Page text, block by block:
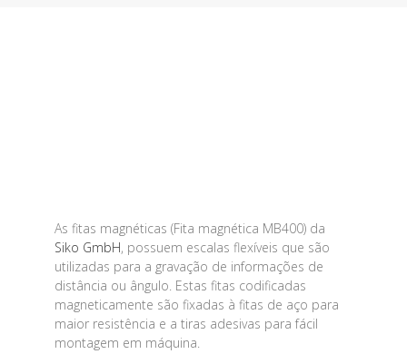
As fitas magnéticas (Fita magnética MB400) da
Siko GmbH, possuem escalas flexíveis que são
utilizadas para a gravação de informações de
distância ou ângulo. Estas fitas codificadas
magneticamente são fixadas à fitas de aço para
maior resistência e a tiras adesivas para fácil
montagem em máquina.